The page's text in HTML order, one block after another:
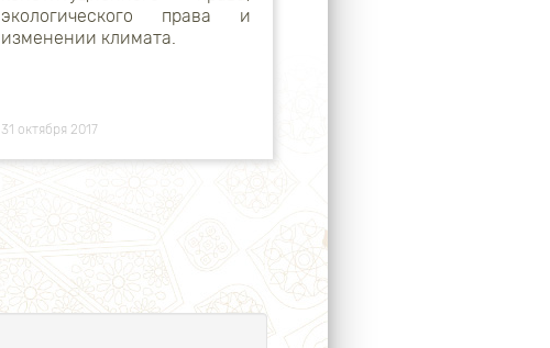
экологического права и
изменении климата.
31 октября 2017